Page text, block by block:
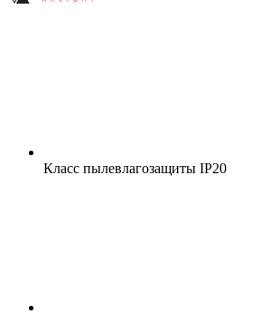
Класс пылевлагозащиты IP20